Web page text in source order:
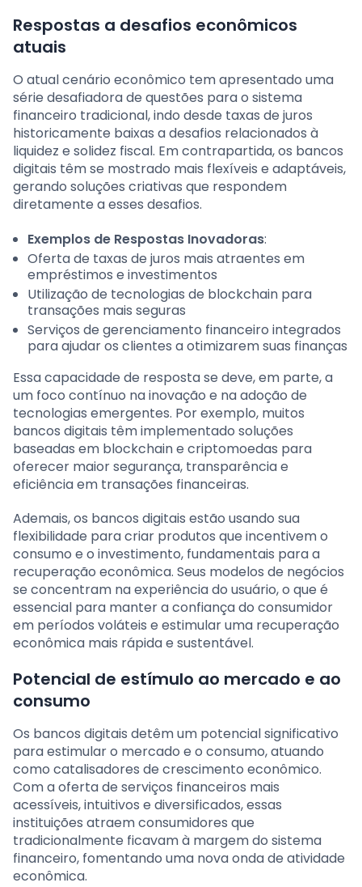
Respostas a desafios econômicos
atuais
O atual cenário econômico tem apresentado uma
série desafiadora de questões para o sistema
financeiro tradicional, indo desde taxas de juros
historicamente baixas a desafios relacionados à
liquidez e solidez fiscal. Em contrapartida, os bancos
digitais têm se mostrado mais flexíveis e adaptáveis,
gerando soluções criativas que respondem
diretamente a esses desafios.
Exemplos de Respostas Inovadoras:
Oferta de taxas de juros mais atraentes em
empréstimos e investimentos
Utilização de tecnologias de blockchain para
transações mais seguras
Serviços de gerenciamento financeiro integrados
para ajudar os clientes a otimizarem suas finanças
Essa capacidade de resposta se deve, em parte, a
um foco contínuo na inovação e na adoção de
tecnologias emergentes. Por exemplo, muitos
bancos digitais têm implementado soluções
baseadas em blockchain e criptomoedas para
oferecer maior segurança, transparência e
eficiência em transações financeiras.
Ademais, os bancos digitais estão usando sua
flexibilidade para criar produtos que incentivem o
consumo e o investimento, fundamentais para a
recuperação econômica. Seus modelos de negócios
se concentram na experiência do usuário, o que é
essencial para manter a confiança do consumidor
em períodos voláteis e estimular uma recuperação
econômica mais rápida e sustentável.
Potencial de estímulo ao mercado e ao
consumo
Os bancos digitais detêm um potencial significativo
para estimular o mercado e o consumo, atuando
como catalisadores de crescimento econômico.
Com a oferta de serviços financeiros mais
acessíveis, intuitivos e diversificados, essas
instituições atraem consumidores que
tradicionalmente ficavam à margem do sistema
financeiro, fomentando uma nova onda de atividade
econômica.